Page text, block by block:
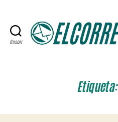
Buscar
Etiqueta: